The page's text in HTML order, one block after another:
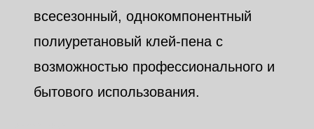
всесезонный, однокомпонентный
полиуретановый клей-пена с
возможностью профессионального и
бытового использования.